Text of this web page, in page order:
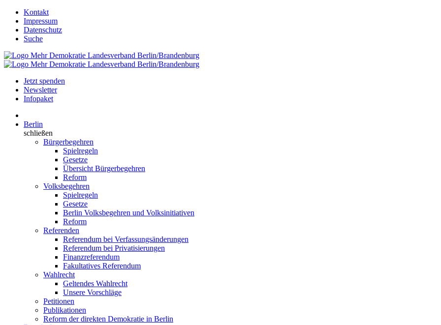
Kontakt
Impressum
Datenschutz
Suche
Jetzt spenden
Newsletter
Infopaket
Berlin
schließen
Bürgerbegehren
Spielregeln
Gesetze
Übersicht Bürgerbegehren
Reform
Volksbegehren
Spielregeln
Gesetze
Berlin Volksbegehren und Volksinitiativen
Reform
Referenden
Referendum bei Verfassungsänderungen
Referendum bei Privatisierungen
Finanzreferendum
Fakultatives Referendum
Wahlrecht
Geltendes Wahlrecht
Unsere Vorschläge
Petitionen
Publikationen
Reform der direkten Demokratie in Berlin